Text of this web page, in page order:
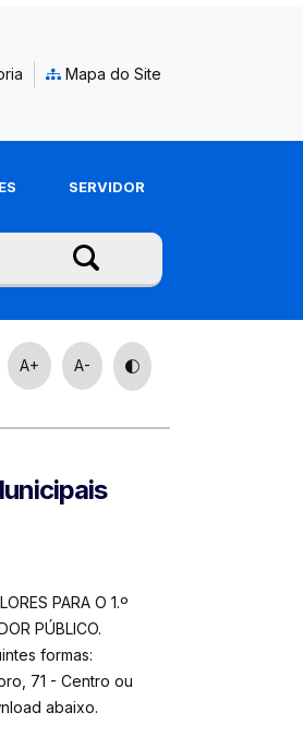
Mapa do Site
SERVIDOR
A+ A-
PARA O 1.º
PÚBLICO.
formas:
71 - Centro ou
abaixo.